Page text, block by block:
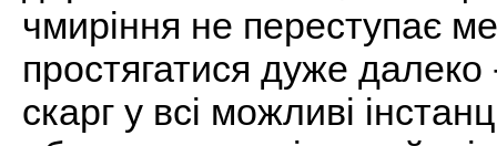
чмиріння не переступає
простягатися дуже
скарг у всі можливі